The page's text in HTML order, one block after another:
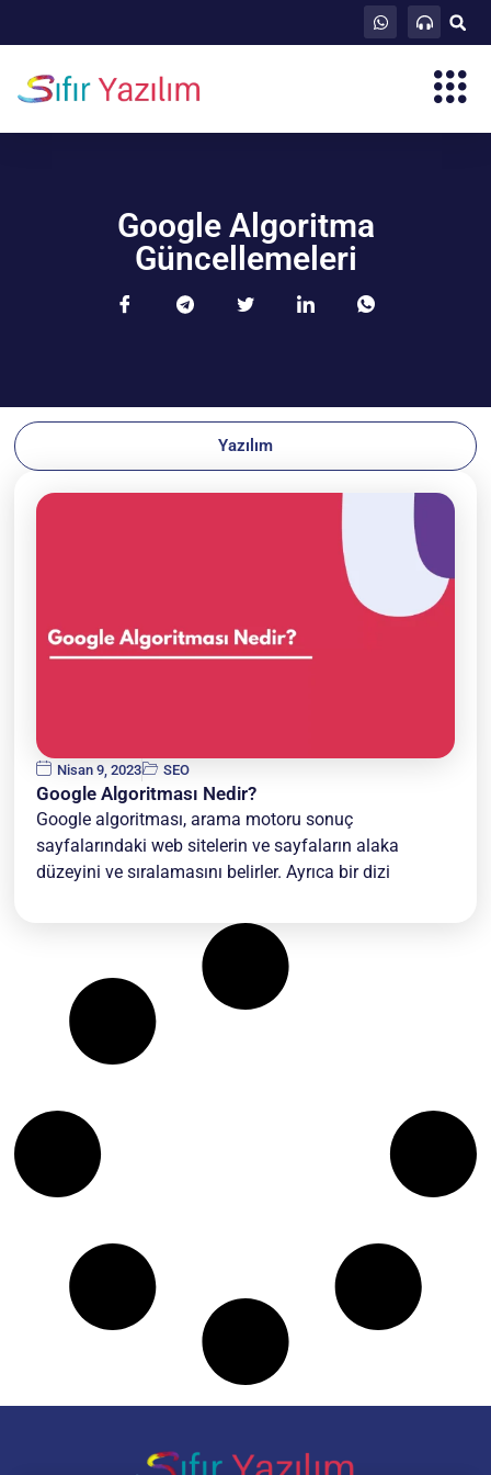
Google Algoritma
Güncellemeleri
Yazılım
Nisan 9, 2023 SEO
Google Algoritması Nedir?
Google algoritması, arama motoru sonuç
sayfalarındaki web sitelerin ve sayfaların alaka
düzeyini ve sıralamasını belirler. Ayrıca bir dizi